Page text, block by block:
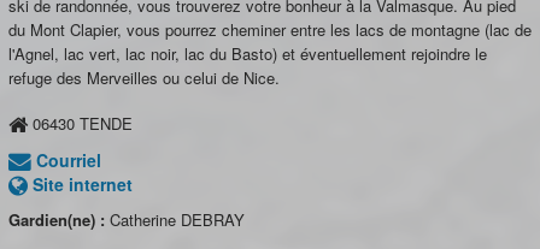
ski de randonnée, vous trouverez votre bonheur à la Valmasque. Au pied
du Mont Clapier, vous pourrez cheminer entre les lacs de montagne (lac de
l'Agnel, lac vert, lac noir, lac du Basto) et éventuellement rejoindre le
refuge des Merveilles ou celui de Nice.
06430 TENDE
Courriel
Site internet
Gardien(ne) : Catherine DEBRAY